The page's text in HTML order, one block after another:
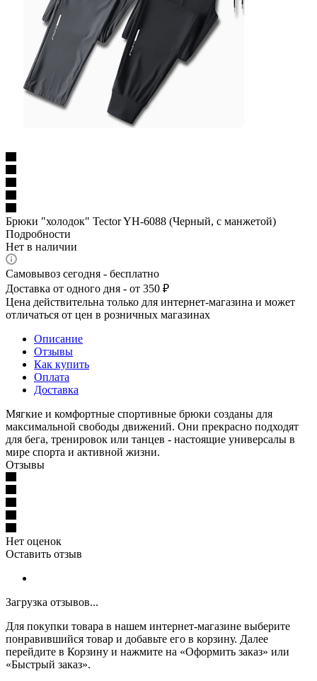
Брюки "холодок" Tector YH-6088 (Черный, с манжетой)
Подробности
Нет в наличии
Самовывоз сегодня - бесплатно
Доставка от одного дня - от 350 ₽
Цена действительна только для интернет-магазина и может
отличаться от цен в розничных магазинах
Описание
Отзывы
Как купить
Оплата
Доставка
Мягкие и комфортные спортивные брюки созданы для
максимальной свободы движений. Они прекрасно подходят
для бега, тренировок или танцев - настоящие универсалы в
мире спорта и активной жизни.
Отзывы
Нет оценок
Оставить отзыв
Загрузка отзывов...
Для покупки товара в нашем интернет-магазине выберите
понравившийся товар и добавьте его в корзину. Далее
перейдите в Корзину и нажмите на «Оформить заказ» или
«Быстрый заказ».